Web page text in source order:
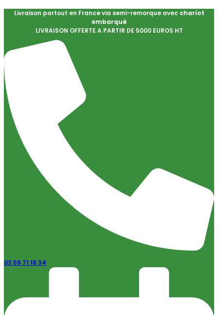
Livraison partout en France via semi-remorque avec chariot
embarqué
LIVRAISON OFFERTE A PARTIR DE 5000 EUROS HT
03 59 71 18 34